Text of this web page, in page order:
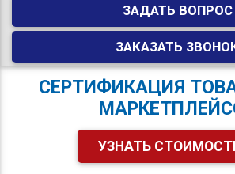
ЗАДАТЬ ВОПРОС
ЗАКАЗАТЬ
СЕРТИФИКАЦИЯ
УЗНАТЬ